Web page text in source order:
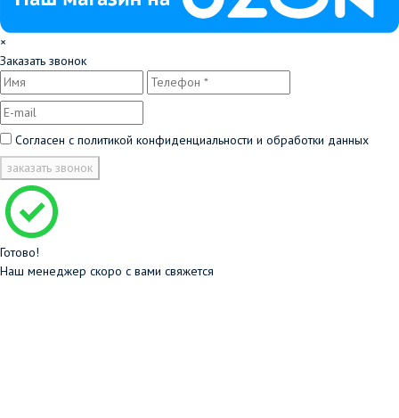
×
Заказать звонок
Согласен с политикой конфиденциальности и обработки данных
заказать звонок
Готово!
Наш менеджер скоро с вами свяжется